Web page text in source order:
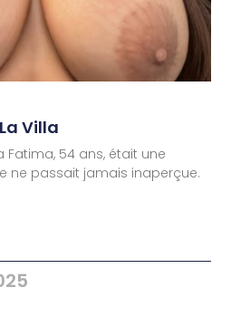
Villa
Fatima, 54 ans, était une
ne passait jamais inaperçue.